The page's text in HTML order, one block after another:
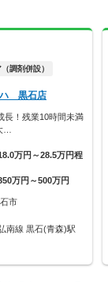
調剤併設）
ハ 黒石店
長！残業10時間未満
…
万円～28.5万円程
万円～500万円
市
南線 黒石(青森)駅